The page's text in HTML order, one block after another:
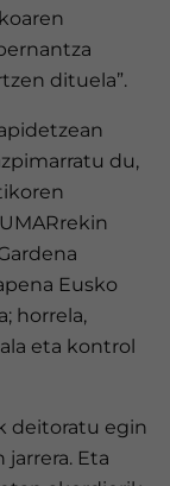
dituela”.
du,
Eusko
horrela,
eta kontrol
deitoratu egin
Eta